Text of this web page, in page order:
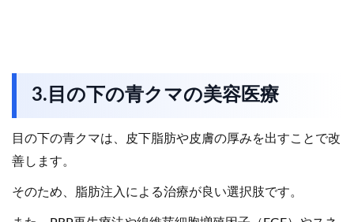
3.目の下の青クマの美容医療
目の下の青クマは、皮下脂肪や皮膚の厚みを出すことで改
善します。
そのため、脂肪注入による治療が良い選択肢です。